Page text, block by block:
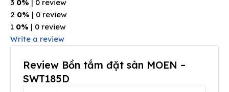
3 0% | 0 review
2 0% | 0 review
1 0% | 0 review
Write a review
Review Bồn tắm đặt sàn MOEN –
SWT185D